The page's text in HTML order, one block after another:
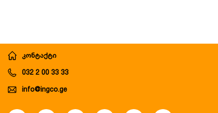
კონტაქტი
032 2 00 33 33
info@ingco.ge